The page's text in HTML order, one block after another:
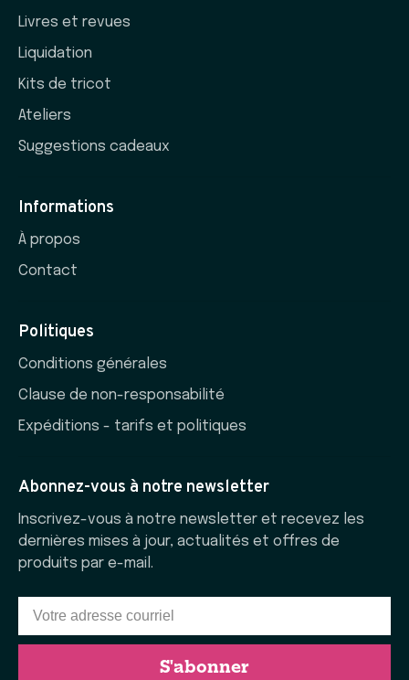
Livres et revues
Liquidation
Kits de tricot
Ateliers
Suggestions cadeaux
Informations
À propos
Contact
Politiques
Conditions générales
Clause de non-responsabilité
Expéditions - tarifs et politiques
Abonnez-vous à notre newsletter
Inscrivez-vous à notre newsletter et recevez les
dernières mises à jour, actualités et offres de
produits par e-mail.
S'abonner